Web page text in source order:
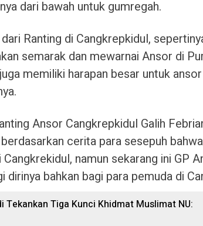
dari bawah untuk gumregah.
Ranting di Cangkrepkidul,
semarak dan mewarnai Ansor di
memiliki harapan besar untuk
Ansor Cangkrepkidul Galih
cerita para sesepuh
namun sekarang ini GP
dirinya bahkan bagi para pemuda di
Tekankan Tiga Kunci Khidmat Muslimat NU: